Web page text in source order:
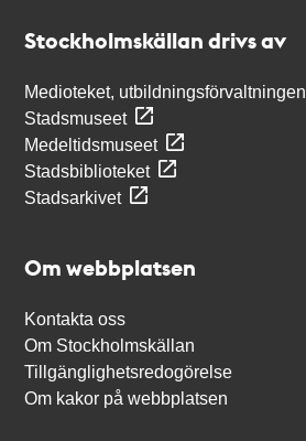
Stockholmskällan drivs av
Medioteket, utbildningsförvaltningen
Stadsmuseet
Medeltidsmuseet
Stadsbiblioteket
Stadsarkivet
Om webbplatsen
Kontakta oss
Om Stockholmskällan
Tillgänglighetsredogörelse
Om kakor på webbplatsen